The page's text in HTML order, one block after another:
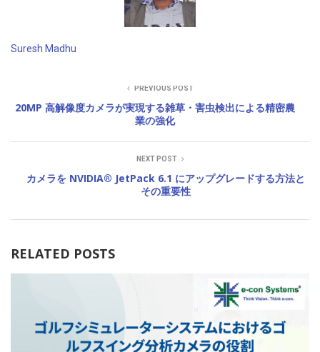
Suresh Madhu
PREVIOUS POST
20MP 高解像度カメラが実現する雑草・害虫検出による精密農
業の強化
NEXT POST
カメラを NVIDIA® JetPack 6.1 にアップグレードする方法と
その重要性
RELATED POSTS